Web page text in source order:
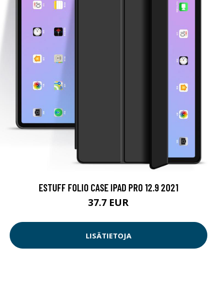
ESTUFF FOLIO CASE IPAD PRO 12.9 2021
37.7 EUR
LISÄTIETOJA